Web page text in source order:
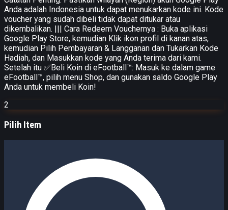
Anda adalah Indonesia untuk dapat menukarkan kode ini. Kode
voucher yang sudah dibeli tidak dapat ditukar atau
dikembalikan. ||| Cara Redeem Vouchernya : Buka aplikasi
Google Play Store, kemudian Klik ikon profil di kanan atas,
kemudian Pilih Pembayaran & Langganan dan Tukarkan Kode
Hadiah, dan Masukkan kode yang Anda terima dari kami.
Setelah itu ✅Beli Koin di eFootball™: Masuk ke dalam game
eFootball™, pilih menu Shop, dan gunakan saldo Google Play
Anda untuk membeli Koin!
2
Pilih Item